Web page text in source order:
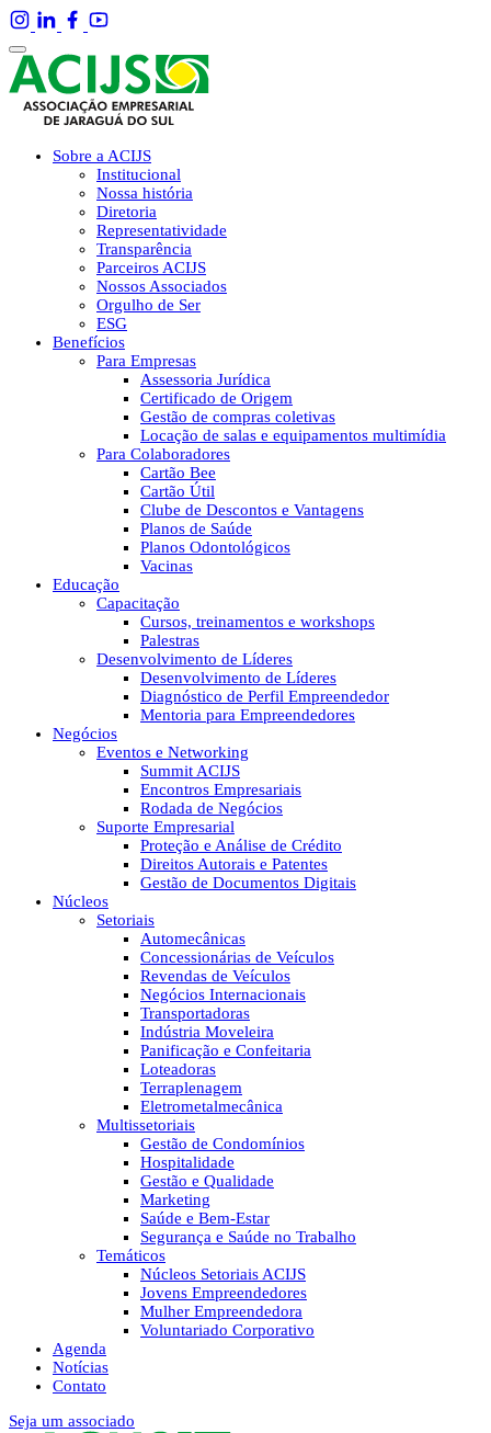
Sobre a ACIJS
Institucional
Nossa história
Diretoria
Representatividade
Transparência
Parceiros ACIJS
Nossos Associados
Orgulho de Ser
ESG
Benefícios
Para Empresas
Assessoria Jurídica
Certificado de Origem
Gestão de compras coletivas
Locação de salas e equipamentos multimídia
Para Colaboradores
Cartão Bee
Cartão Útil
Clube de Descontos e Vantagens
Planos de Saúde
Planos Odontológicos
Vacinas
Educação
Capacitação
Cursos, treinamentos e workshops
Palestras
Desenvolvimento de Líderes
Desenvolvimento de Líderes
Diagnóstico de Perfil Empreendedor
Mentoria para Empreendedores
Negócios
Eventos e Networking
Summit ACIJS
Encontros Empresariais
Rodada de Negócios
Suporte Empresarial
Proteção e Análise de Crédito
Direitos Autorais e Patentes
Gestão de Documentos Digitais
Núcleos
Setoriais
Automecânicas
Concessionárias de Veículos
Revendas de Veículos
Negócios Internacionais
Transportadoras
Indústria Moveleira
Panificação e Confeitaria
Loteadoras
Terraplenagem
Eletrometalmecânica
Multissetoriais
Gestão de Condomínios
Hospitalidade
Gestão e Qualidade
Marketing
Saúde e Bem-Estar
Segurança e Saúde no Trabalho
Temáticos
Núcleos Setoriais ACIJS
Jovens Empreendedores
Mulher Empreendedora
Voluntariado Corporativo
Agenda
Notícias
Contato
Seja um associado